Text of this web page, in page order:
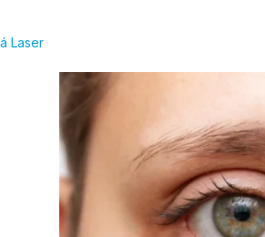
Laser